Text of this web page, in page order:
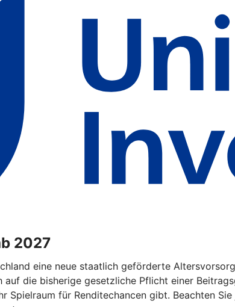
2027
eine neue staatlich geförderte
die bisherige gesetzliche Pflicht einer
Spielraum für Renditechancen gibt. Beachten